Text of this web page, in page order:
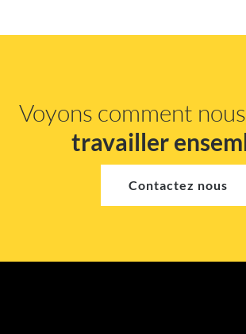
Voyons comment
travailler
Contactez nous